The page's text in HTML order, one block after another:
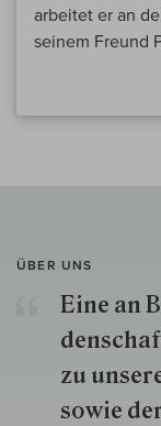
arbeitet er an
seinem Freund
ÜBER UNS
Eine an
zu
so­wie